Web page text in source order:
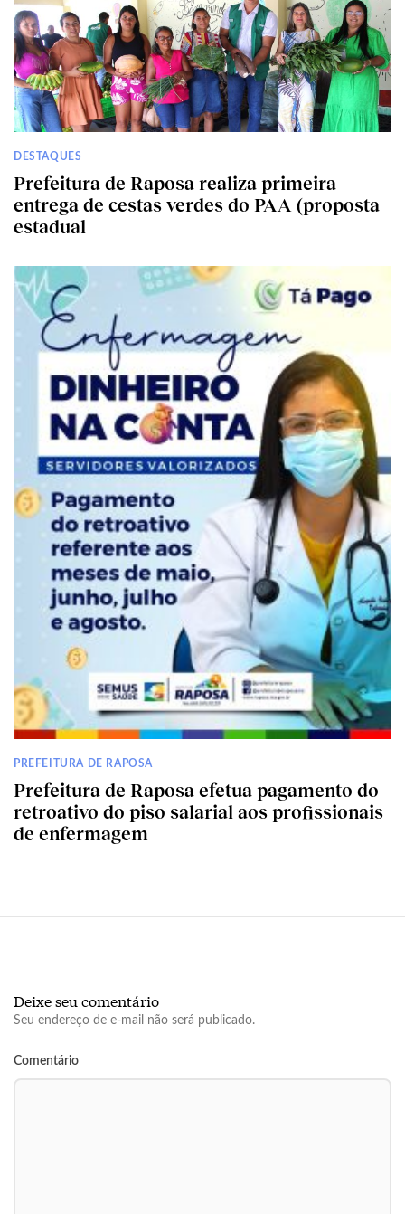
DESTAQUES
Prefeitura de Raposa realiza primeira
entrega de cestas verdes do PAA (proposta
estadual
PREFEITURA DE RAPOSA
Prefeitura de Raposa efetua pagamento do
retroativo do piso salarial aos profissionais
de enfermagem
Deixe seu comentário
Seu endereço de e-mail não será publicado.
Comentário